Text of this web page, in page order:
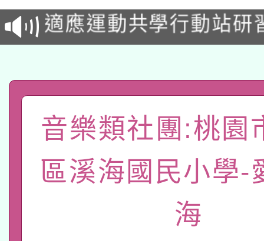
招甄選結果公告(無人
適應運動共學行動站研
本館辦理115年度閱讀
暨閱讀推動專業研習
科技賦能─人工智慧
礎課程
「數位內容與教學軟體
pilot」
有關大陸委員會函釋公
薪期間赴陸應申請許可
業技術研究院辦理「
115年8月22日(星期六
音樂類社團:桃園
區溪海國民小學-
海